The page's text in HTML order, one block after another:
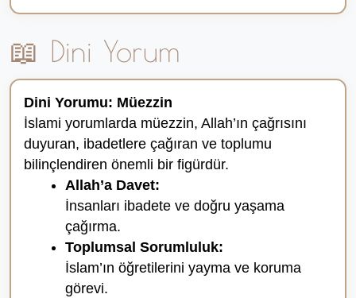
📖 Dini Yorum
Dini Yorumu: Müezzin
İslami yorumlarda müezzin, Allah’ın çağrısını
duyuran, ibadetlere çağıran ve toplumu
bilinçlendiren önemli bir figürdür.
Allah’a Davet:
İnsanları ibadete ve doğru yaşama
çağırma.
Toplumsal Sorumluluk:
İslam’ın öğretilerini yayma ve koruma
görevi.